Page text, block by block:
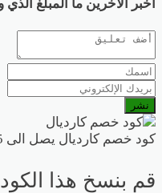
أخبر الآخرين ما المبلغ الذي
نشر
كود خصم كارديال يصل الى 35% على كافة منتجات الساعات
قم بنسخ هذا